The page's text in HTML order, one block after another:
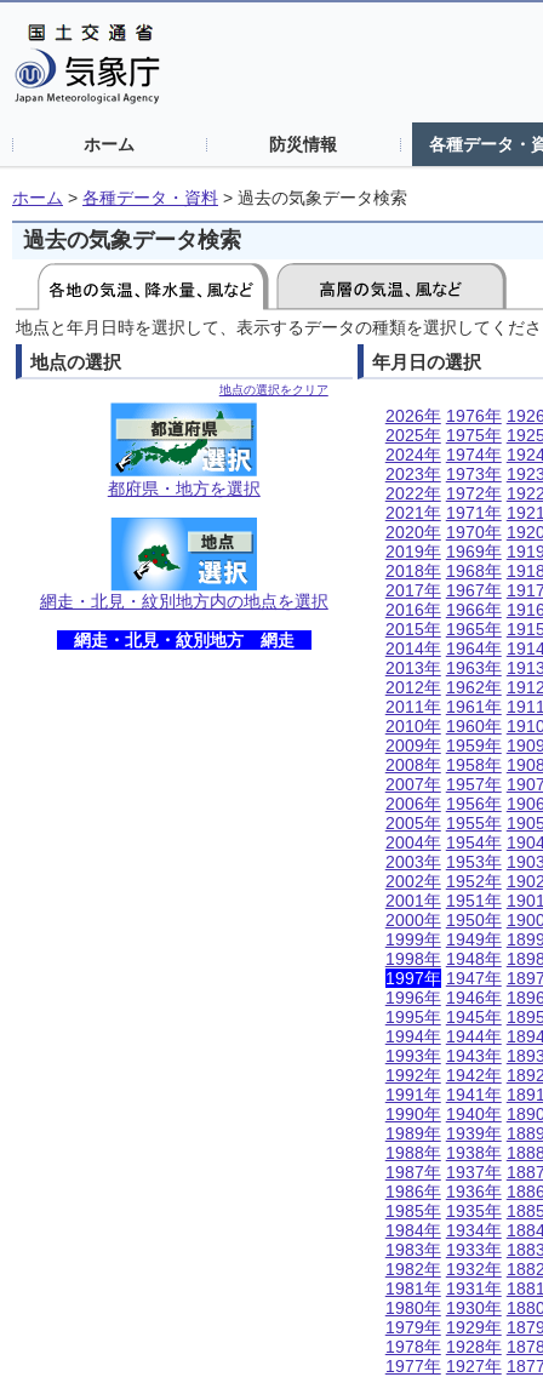
ホーム 防災情報 各種データ・
ホーム > 各種データ・資料 > 過去の気象データ検索
過去の気象データ検索
地点と年月日時を選択して、表示するデータの種類を選択してくだ
地点の選択
地点の選択をクリア
都府県・地方を選択
網走・北見・紋別地方内の地点を選択
網走・北見・紋別地方 網走
年月日の選択
2026年
2025年
2024年
2023年
2022年
2021年
2020年
2019年
2018年
2017年
2016年
2015年
2014年
2013年
2012年
2011年
2010年
2009年
2008年
2007年
2006年
2005年
2004年
2003年
2002年
2001年
2000年
1999年
1998年
1997年
1996年
1995年
1994年
1993年
1992年
1991年
1990年
1989年
1988年
1987年
1986年
1985年
1984年
1983年
1982年
1981年
1980年
1979年
1978年
1977年
1976年
1975年
1974年
1973年
1972年
1971年
1970年
1969年
1968年
1967年
1966年
1965年
1964年
1963年
1962年
1961年
1960年
1959年
1958年
1957年
1956年
1955年
1954年
1953年
1952年
1951年
1950年
1949年
1948年
1947年
1946年
1945年
1944年
1943年
1942年
1941年
1940年
1939年
1938年
1937年
1936年
1935年
1934年
1933年
1932年
1931年
1930年
1929年
1928年
1927年